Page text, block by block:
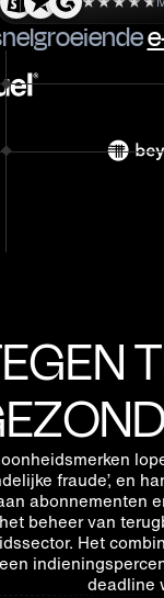
fraude’, en
abonnementen
beheer van
Het
deadline